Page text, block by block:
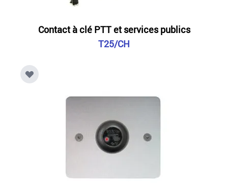
Contact à clé PTT et services publics
T25/CH